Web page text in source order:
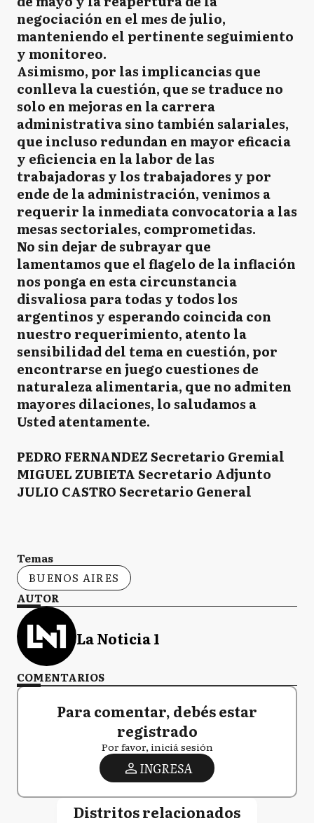
negociación en el mes de julio,
manteniendo el pertinente seguimiento
y monitoreo.
Asimismo, por las implicancias que
conlleva la cuestión, que se traduce no
solo en mejoras en la carrera
administrativa sino también salariales,
que incluso redundan en mayor eficacia
y eficiencia en la labor de las
trabajadoras y los trabajadores y por
ende de la administración, venimos a
requerir la inmediata convocatoria a las
mesas sectoriales, comprometidas.
No sin dejar de subrayar que
lamentamos que el flagelo de la inflación
nos ponga en esta circunstancia
disvaliosa para todas y todos los
argentinos y esperando coincida con
nuestro requerimiento, atento la
sensibilidad del tema en cuestión, por
encontrarse en juego cuestiones de
naturaleza alimentaria, que no admiten
mayores dilaciones, lo saludamos a
Usted atentamente.
PEDRO FERNANDEZ Secretario Gremial
MIGUEL ZUBIETA Secretario Adjunto
JULIO CASTRO Secretario General
Temas
BUENOS AIRES
AUTOR
La Noticia 1
COMENTARIOS
Para comentar, debés estar
registrado
Por favor, iniciá sesión
INGRESA
Distritos relacionados